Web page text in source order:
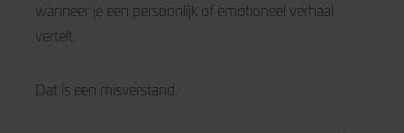
wanneer je een persoonlijk of emotioneel verhaal
vertelt.
Dat is een misverstand.